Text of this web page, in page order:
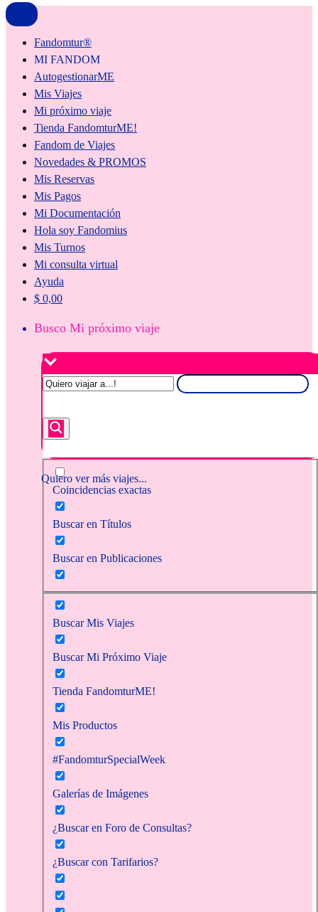
Fandomtur®
MI FANDOM
AutogestionarME
Mis Viajes
Mi próximo viaje
Tienda FandomturME!
Fandom de Viajes
Novedades & PROMOS
Mis Reservas
Mis Pagos
Mi Documentación
Hola soy Fandomius
Mis Turnos
Mi consulta virtual
Ayuda
$ 0,00
Busco Mi próximo viaje
Quiero ver más viajes...
Coincidencias exactas
Buscar en Títulos
Buscar en Publicaciones
Buscar Mis Viajes
Buscar Mi Próximo Viaje
Tienda FandomturME!
Mis Productos
#FandomturSpecialWeek
Galerías de Imágenes
¿Buscar en Foro de Consultas?
¿Buscar con Tarifarios?